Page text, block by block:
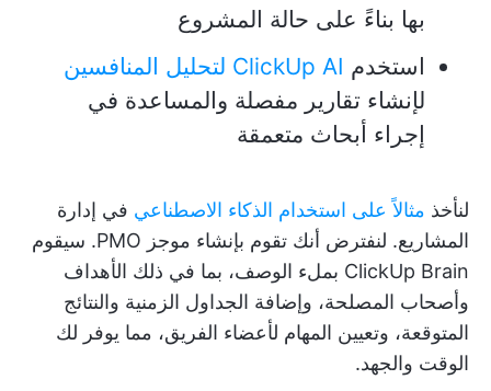
بها بناءً على حالة المشروع
استخدم ClickUp AI لتحليل المنافسين
لإنشاء تقارير مفصلة والمساعدة في
إجراء أبحاث متعمقة
لنأخذ مثالاً على استخدام الذكاء الاصطناعي في إدارة
المشاريع. لنفترض أنك تقوم بإنشاء موجز PMO. سيقوم
ClickUp Brain بملء الوصف، بما في ذلك الأهداف
وأصحاب المصلحة، وإضافة الجداول الزمنية والنتائج
المتوقعة، وتعيين المهام لأعضاء الفريق، مما يوفر لك
الوقت والجهد.